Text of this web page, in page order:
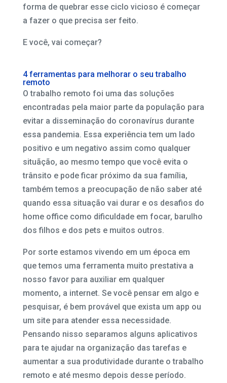
forma de quebrar esse ciclo vicioso é começar
a fazer o que precisa ser feito.
E você, vai começar?
4 ferramentas para melhorar o seu trabalho
remoto
O trabalho remoto foi uma das soluções
encontradas pela maior parte da população para
evitar a disseminação do coronavírus durante
essa pandemia. Essa experiência tem um lado
positivo e um negativo assim como qualquer
situãção, ao mesmo tempo que você evita o
trânsito e pode ficar próximo da sua família,
também temos a preocupação de não saber até
quando essa situação vai durar e os desafios do
home office como dificuldade em focar, barulho
dos filhos e dos pets e muitos outros.
Por sorte estamos vivendo em um época em
que temos uma ferramenta muito prestativa a
nosso favor para auxiliar em qualquer
momento, a internet. Se você pensar em algo e
pesquisar, é bem provável que exista um app ou
um site para atender essa necessidade.
Pensando nisso separamos alguns aplicativos
para te ajudar na organização das tarefas e
aumentar a sua produtividade durante o trabalho
remoto e até mesmo depois desse período.